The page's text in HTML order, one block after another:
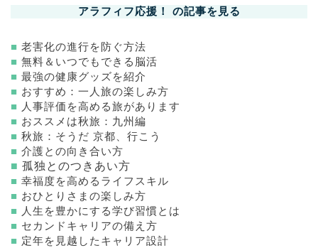
アラフィフ応援！ の記事を見る
■ 老害化の進行を防ぐ方法
■ 無料＆いつでもできる脳活
■ 最強の健康グッズを紹介
■ おすすめ：一人旅の楽しみ方
■ 人事評価を高める旅があります
■ おススメは秋旅：九州編
■ 秋旅：そうだ 京都、行こう
■ 介護との向き合い方
■ 孤独とのつきあい方
■ 幸福度を高めるライフスキル
■ おひとりさまの楽しみ方
■ 人生を豊かにする学び習慣とは
■ セカンドキャリアの備え方
■ 定年を見越したキャリア設計